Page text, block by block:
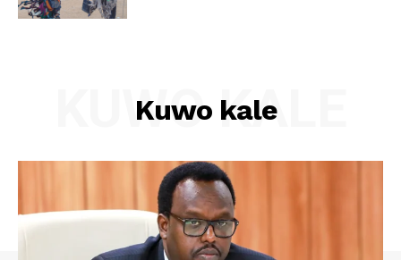
Kuwo kale
KUWO KALE